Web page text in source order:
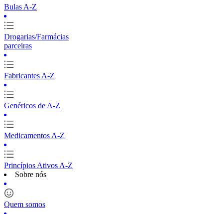
Bulas A-Z
Drogarias/Farmácias
parceiras
Fabricantes A-Z
Genéricos de A-Z
Medicamentos A-Z
Princípios Ativos A-Z
Sobre nós
Quem somos